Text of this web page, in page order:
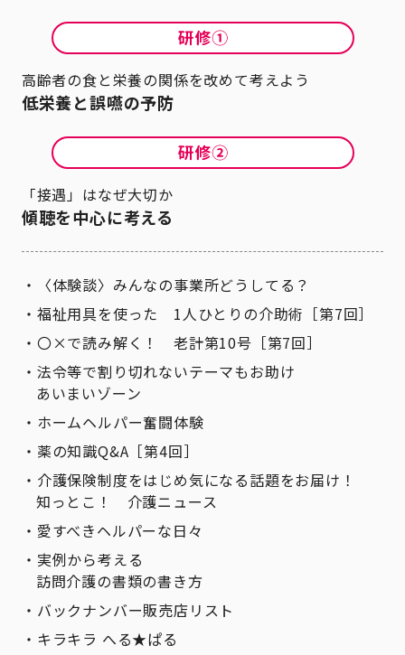
高齢者の食と栄養の関係を改めて考えよう
低栄養と誤嚥の予防
「接遇」はなぜ大切か
傾聴を中心に考える
〈体験談〉みんなの事業所どうしてる？
福祉用具を使った 1人ひとりの介助術［第7回］
〇×で読み解く！ 老計第10号［第7回］
法令等で割り切れないテーマもお助け
あいまいゾーン
ホームヘルパー奮闘体験
薬の知識Q&A［第4回］
介護保険制度をはじめ気になる話題をお届け！
知っとこ！ 介護ニュース
愛すべきヘルパーな日々
実例から考える
訪問介護の書類の書き方
バックナンバー販売店リスト
キラキラ へる★ぱる